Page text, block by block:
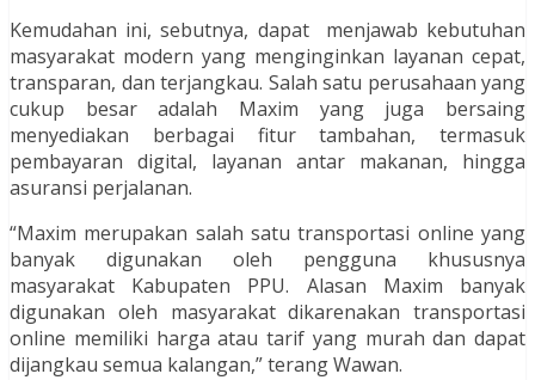
Kemudahan ini, sebutnya, dapat menjawab kebutuhan
masyarakat modern yang menginginkan layanan cepat,
transparan, dan terjangkau. Salah satu perusahaan yang
cukup besar adalah Maxim yang juga bersaing
menyediakan berbagai fitur tambahan, termasuk
pembayaran digital, layanan antar makanan, hingga
asuransi perjalanan.
“Maxim merupakan salah satu transportasi online yang
banyak digunakan oleh pengguna khususnya
masyarakat Kabupaten PPU. Alasan Maxim banyak
digunakan oleh masyarakat dikarenakan transportasi
online memiliki harga atau tarif yang murah dan dapat
dijangkau semua kalangan,” terang Wawan.